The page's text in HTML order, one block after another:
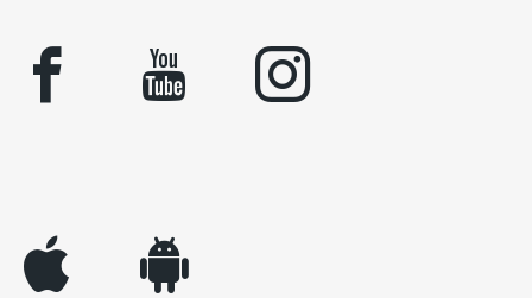
facebook youtube instagram
appleinc android